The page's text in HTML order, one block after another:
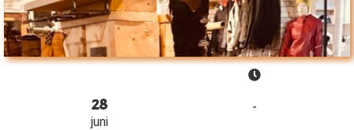
28
juni
-